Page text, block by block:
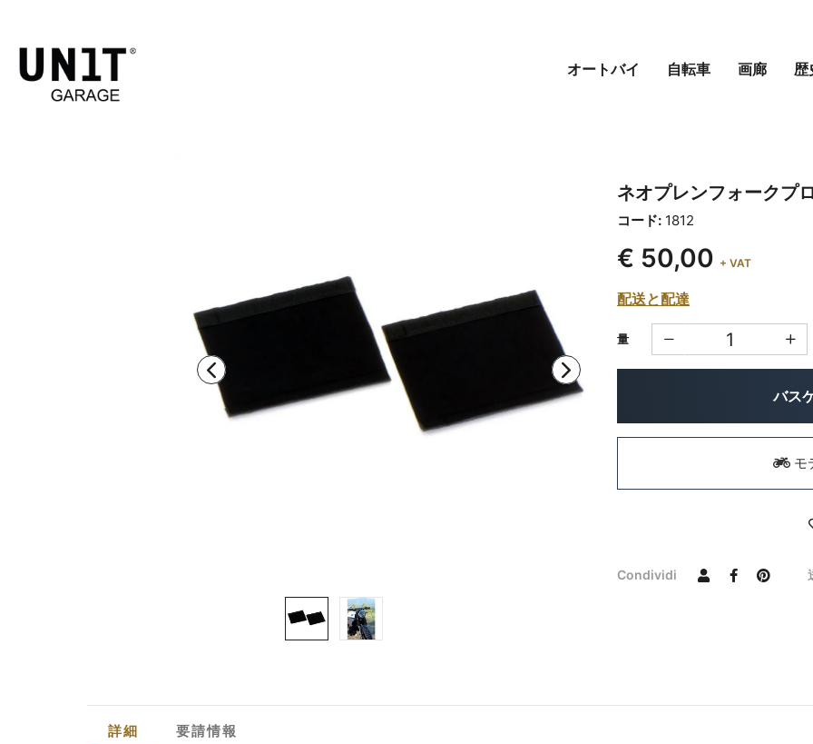
オートバイ 自転車 画廊 歴
ネオプレンフォークプ
コード: 1812
€ 50,00 + VAT
配送と配達
量
バス
モ
Condividi
詳細 要請情報